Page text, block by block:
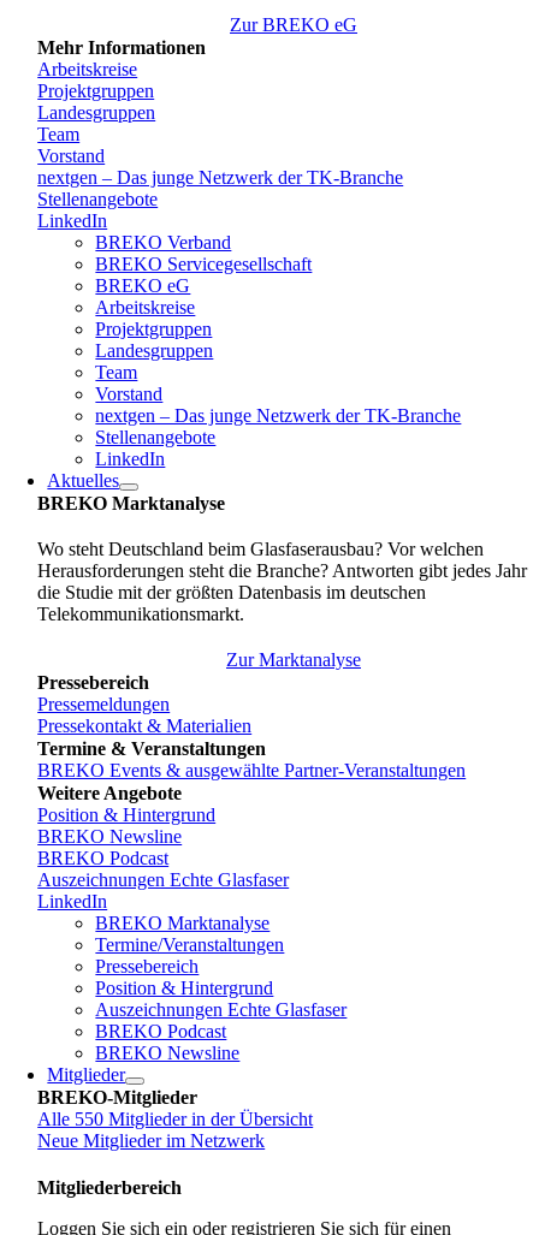
Zur BREKO eG
Mehr Informationen
Arbeitskreise
Projektgruppen
Landesgruppen
Team
Vorstand
nextgen – Das junge Netzwerk der TK-Branche
Stellenangebote
LinkedIn
BREKO Verband
BREKO Servicegesellschaft
BREKO eG
Arbeitskreise
Projektgruppen
Landesgruppen
Team
Vorstand
nextgen – Das junge Netzwerk der TK-Branche
Stellenangebote
LinkedIn
Aktuelles
BREKO Marktanalyse
Wo steht Deutschland beim Glasfaserausbau? Vor welchen
Herausforderungen steht die Branche? Antworten gibt jedes Jahr
die Studie mit der größten Datenbasis im deutschen
Telekommunikationsmarkt.
Zur Marktanalyse
Pressebereich
Pressemeldungen
Pressekontakt & Materialien
Termine & Veranstaltungen
BREKO Events & ausgewählte Partner-Veranstaltungen
Weitere Angebote
Position & Hintergrund
BREKO Newsline
BREKO Podcast
Auszeichnungen Echte Glasfaser
LinkedIn
BREKO Marktanalyse
Termine/Veranstaltungen
Pressebereich
Position & Hintergrund
Auszeichnungen Echte Glasfaser
BREKO Podcast
BREKO Newsline
Mitglieder
BREKO-Mitglieder
Alle 550 Mitglieder in der Übersicht
Neue Mitglieder im Netzwerk
Mitgliederbereich
Loggen Sie sich ein oder registrieren Sie sich für einen